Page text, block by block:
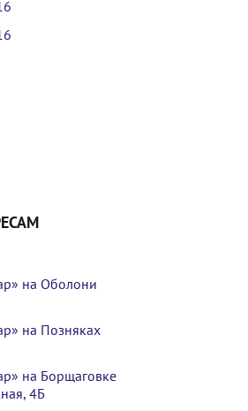
на Оболони
на Позняках
на Борщаговке
4Б